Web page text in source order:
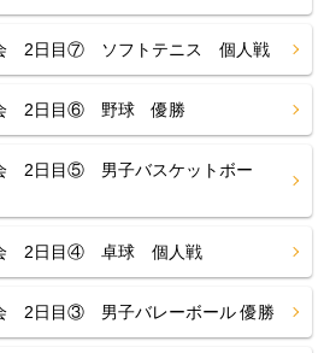
会 2日目⑦ ソフトテニス 個人戦
会 2日目⑥ 野球 優勝
2日目⑤ 男子バスケットボー
会 2日目④ 卓球 個人戦
2日目③ 男子バレーボール 優勝